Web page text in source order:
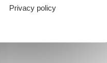
Privacy policy